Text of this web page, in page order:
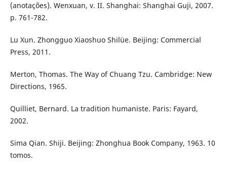
(anotações). Wenxuan, v. II. Shanghai: Shanghai Guji, 2007.
p. 761-782.
Lu Xun. Zhongguo Xiaoshuo Shilüe. Beijing: Commercial
Press, 2011.
Merton, Thomas. The Way of Chuang Tzu. Cambridge: New
Directions, 1965.
Quilliet, Bernard. La tradition humaniste. Paris: Fayard,
2002.
Sima Qian. Shiji. Beijing: Zhonghua Book Company, 1963. 10
tomos.